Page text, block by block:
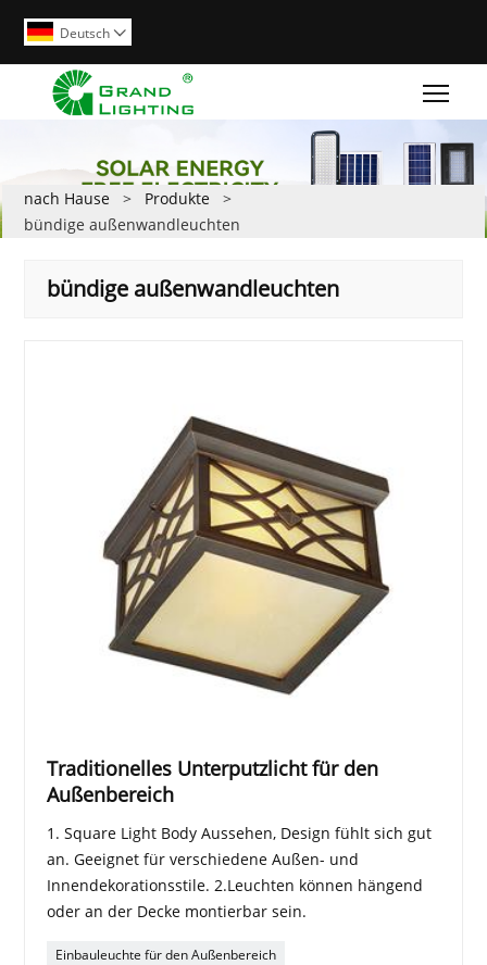
Deutsch 
nach Hause > Produkte
>
bündige außenwandleuchten
bündige außenwandleuchten
Traditionelles Unterputzlicht für den
Außenbereich
1. Square Light Body Aussehen, Design fühlt sich gut
an. Geeignet für verschiedene Außen- und
Innendekorationsstile. 2.Leuchten können hängend
oder an der Decke montierbar sein.
Einbauleuchte für den Außenbereich